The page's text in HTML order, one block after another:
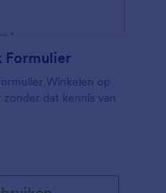
Formulier
Winkelen op
zonder dat kennis van